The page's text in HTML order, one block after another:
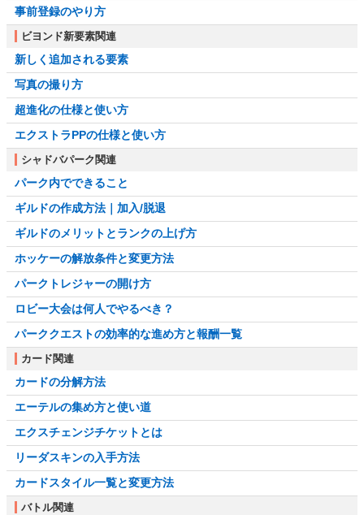
事前登録のやり方
ビヨンド新要素関連
新しく追加される要素
写真の撮り方
超進化の仕様と使い方
エクストラPPの仕様と使い方
シャドバパーク関連
パーク内でできること
ギルドの作成方法｜加入/脱退
ギルドのメリットとランクの上げ方
ホッケーの解放条件と変更方法
パークトレジャーの開け方
ロビー大会は何人でやるべき？
パーククエストの効率的な進め方と報酬一覧
カード関連
カードの分解方法
エーテルの集め方と使い道
エクスチェンジチケットとは
リーダスキンの入手方法
カードスタイル一覧と変更方法
バトル関連